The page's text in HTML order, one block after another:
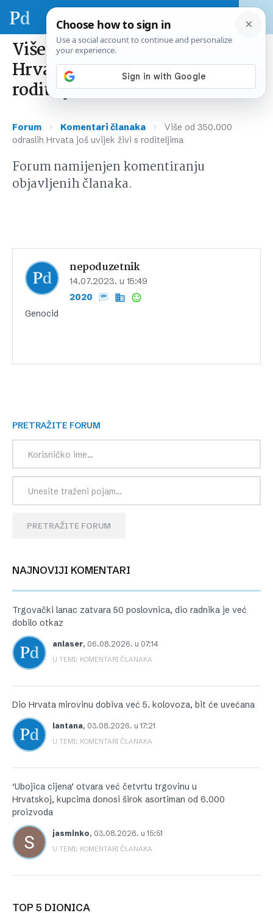
Više od 350.000 odraslih
Hrvata još uvijek živi s
roditeljima
Forum › Komentari članaka ›
Više od 350.000
odraslih Hrvata još uvijek živi s roditeljima
Forum namijenjen komentiranju
objavljenih članaka.
nepoduzetnik
14.07.2023. u 15:49
2020
Genocid
PRETRAŽITE FORUM
PRETRAŽITE FORUM
NAJNOVIJI KOMENTARI
Trgovački lanac zatvara 50 poslovnica, dio radnika je već
dobilo otkaz
anlaser, 06.08.2026. u 07:14
U TEMI: KOMENTARI ČLANAKA
Dio Hrvata mirovinu dobiva već 5. kolovoza, bit će uvećana
lantana, 03.08.2026. u 17:21
U TEMI: KOMENTARI ČLANAKA
‘Ubojica cijena’ otvara već četvrtu trgovinu u
Hrvatskoj, kupcima donosi širok asortiman od 6.000
proizvoda
jasminko, 03.08.2026. u 15:51
U TEMI: KOMENTARI ČLANAKA
TOP 5 DIONICA